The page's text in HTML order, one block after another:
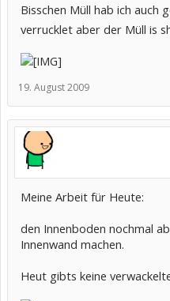
Bisschen Müll hab ich auch
verrucklet aber der Müll is
19. August 2009
Meine Arbeit für Heute:
den Innenboden nochmal
Innenwand machen.
Heut gibts keine